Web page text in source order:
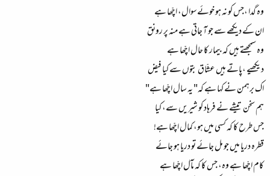
وہ گدا ،جس کو نہ ہو خوئےسوال، اچّھا ہے
ان کے دیکھے سے جو آ جاتی ہے منہ پر رونق
وہ سمجھتے ہیں کہ بیمار کا حال اچّھا ہے
دیکھیے ،پاتے ہیں عشّاق بتوں سے کیا فیض
اک برہمن نے کہا ہے کہ" یہ سال اچّھا ہے"
ہم سخن تیشے نے فرہاد کو شیریں سے، کیا
جس طرح کا کہ کسی میں ہو، کمال اچّھا ہے!
قطرہ دریا میں جو مل جائے تو دریا ہو جائے
کام اچّھا ہے وہ، جس کا کہ مآل اچّھا ہے